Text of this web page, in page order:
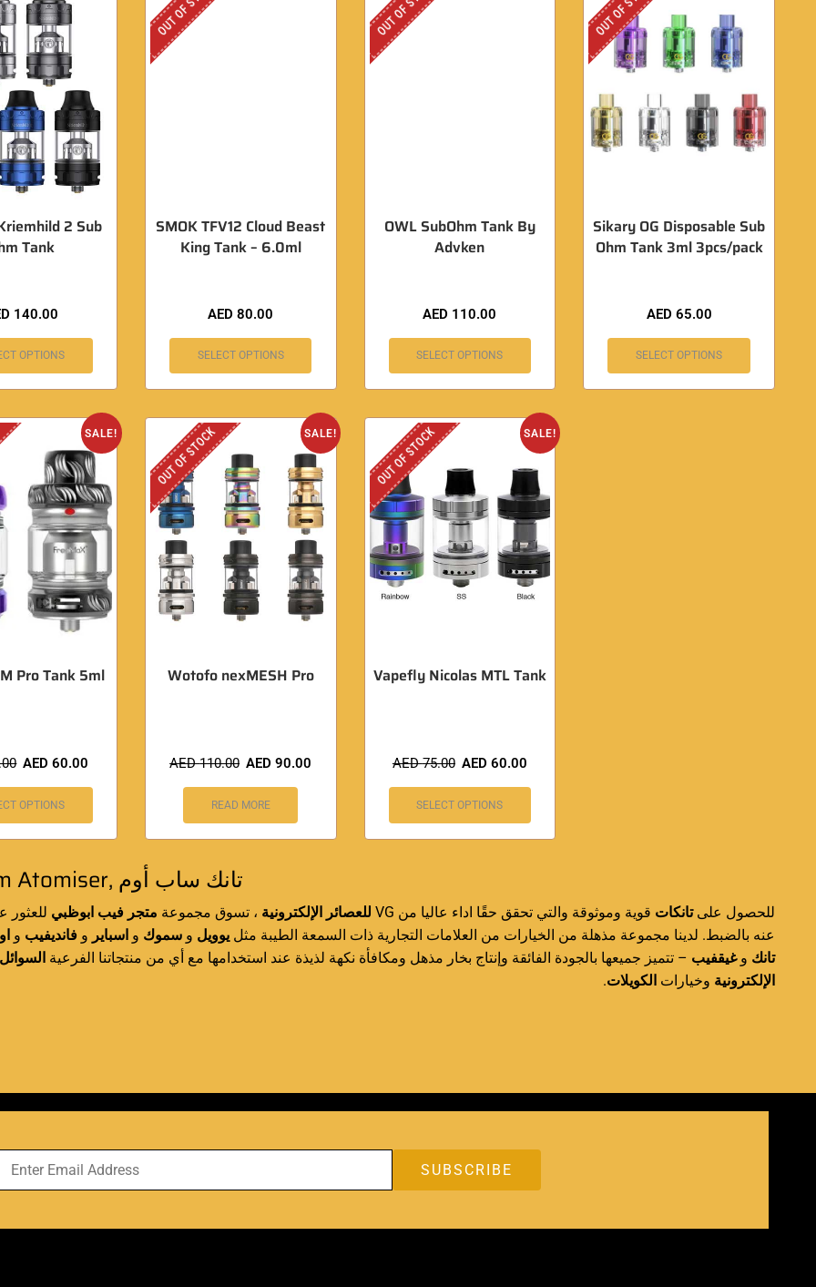
2 Sub
Tank
140.00
OPTIONS
SMOK TFV12 Cloud Beast
King Tank – 6.0ml
AED80.00
SELECT OPTIONS
OWL SubOhm Tank By
Advken
AED 110.00
SELECT OPTIONS
Sikary OG Disposable Sub
Ohm Tank 3ml 3pcs/pack
AED 65.00
SELECT OPTIONS
SALE!
Pro Tank 5ml
AED60.00
OPTIONS
SALE!
OUT OF STOCK
Wotofo nexMESH Pro
AED110.00 AED90.00
READ MORE
SALE!
OUT OF STOCK
Vapefly Nicolas MTL Tank
AED75.00 AED 60.00
SELECT OPTIONS
SubOhm Atomiser, تانك ساب أوم
للحصول علىتانكات قوية وموثوقة والتي تحقق حقًا اداء عاليا من VG للعصائر الإلكترونية ، تسوق مجموعة متجر فيب ابوظبي للعثور
عنه بالضبط. لدينا مجموعة مذهلة من الخيارات من العلامات التجارية ذات السمعة الطيبة مثل يوويل و سموك و اسباير و فانديفيب و
تانك وغيقفيب – تتميز جميعها بالجودة الفائقة وإنتاج بخار مذهل ومكافأة نكهة لذيذة عند استخدامها مع أي من منتجاتنا الفرعية السوائل
الإلكترونية وخيارات الكويلات.